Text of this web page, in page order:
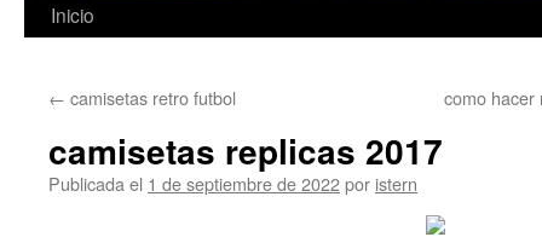
Saltar
contenido
Inicio
← camisetas retro futbol como
camisetas replicas 2017
Publicada el 1 de septiembre de 2022por istern